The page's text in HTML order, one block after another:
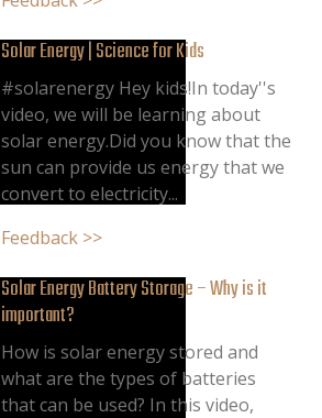
Solar Energy | Science for Kids
#solarenergy Hey kids!In today''s
video, we will be learning about
solar energy.Did you know that the
sun can provide us energy that we
convert to electricity...
Feedback >>
Solar Energy Battery Storage – Why is it
important?
How is solar energy stored and
what are the types of batteries
that can be used? In this video,